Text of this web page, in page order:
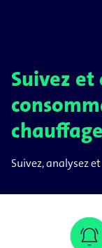
Suivez
Suivez, analysez